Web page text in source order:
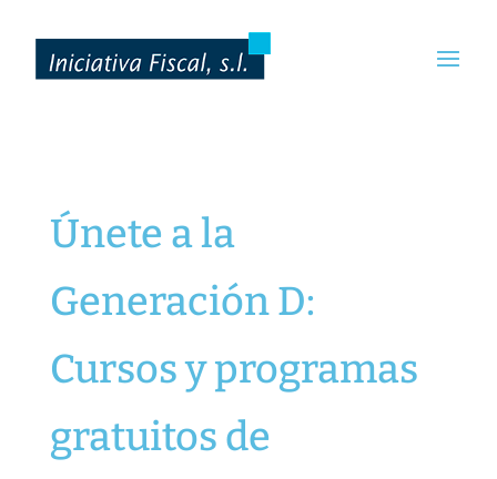
Únete a la
Generación D:
Cursos y programas
gratuitos de